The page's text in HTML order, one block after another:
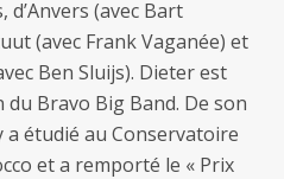
(avec Bart
(avec Frank Vaganée) et
Ben Sluijs). Dieter est
Bravo Big Band. De son
a étudié au Conservatoire
et a remporté le « Prix